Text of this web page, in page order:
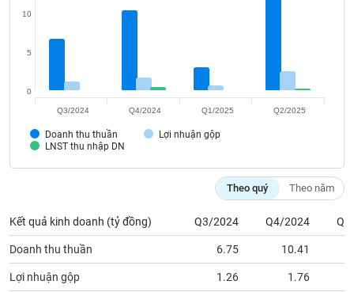
Doanh thu thuần
Lợi nhuận gộp
LNST thu nhập DN
0
5
10
Q3/2024 Q4/2024 Q1/2025 Q2/2025
Theo quý Theo năm
Kết quả kinh doanh (tỷ đồng) Q3/2024 Q4/2024
Doanh thu thuần 6.75 10.41
Lợi nhuận gộp 1.26 1.76
ĐỘNG
khoán
Chứng chỉ quỹ Chứng
Lãnh
đạo
(-)
Tất cả Người liên quan Cổ đông lớn